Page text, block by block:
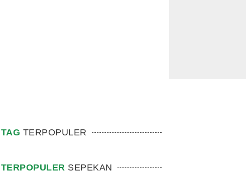
TAG TERPOPULER
TERPOPULER SEPEKAN